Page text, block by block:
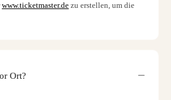
www.ticketmaster.de zu erstellen, um die
Ort?